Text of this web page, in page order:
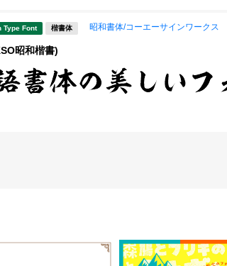
Type Font 楷書体 昭和書体/コーエーサインワークス
昭和楷書)